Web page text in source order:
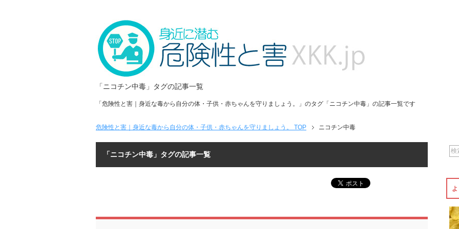
「ニコチン中毒」タグの記事一覧
「危険性と害｜身近な毒から自分の体・子供・赤ちゃんを守りましょう。」のタグ「ニコチン中毒」の記事一覧です
危険性と害｜身近な毒から自分の体・子供・赤ちゃんを守りましょう。 TOP ニコチン中毒
「ニコチン中毒」タグの記事一覧